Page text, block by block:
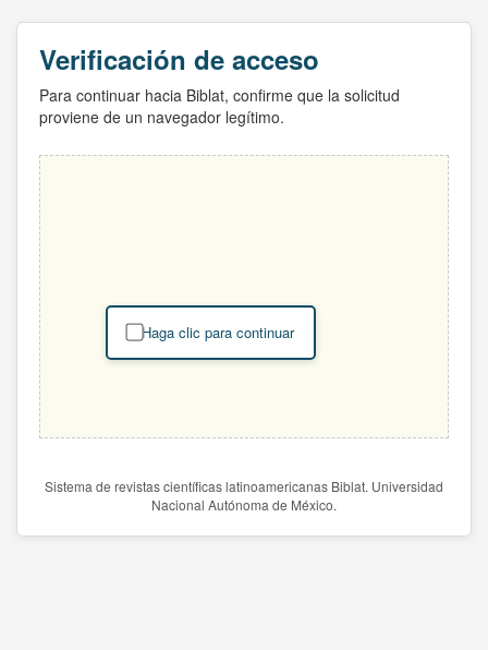
Verificación de acceso
Para continuar hacia Biblat, confirme que la solicitud
proviene de un navegador legítimo.
Haga clic para continuar
Sistema de revistas científicas latinoamericanas Biblat. Universidad
Nacional Autónoma de México.